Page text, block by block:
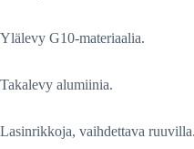
Ylälevy G10-materiaalia.
Takalevy alumiinia.
Lasinrikkoja, vaihdettava ruuvilla.